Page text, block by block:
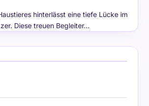
hinterlässt eine tiefe Lücke im
Diese treuen Begleiter…